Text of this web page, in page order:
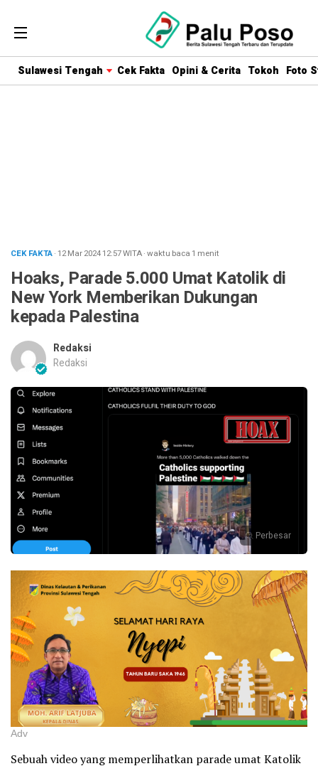
Sulawesi Tengah Cek Fakta Opini & Cerita Tokoh Foto
CEK FAKTA· 12 Mar 202412:57WITA·waktu baca 1 menit
Hoaks, Parade 5.000 Umat Katolik di
New York Memberikan Dukungan
kepada Palestina
Redaksi
Redaksi
Perbesar
Adv
Sebuah video yang memperlihatkan parade umat Katolik